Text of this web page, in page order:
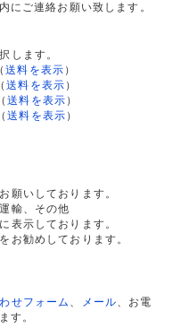
にご連絡お願い致します。
します。
（送料を表示 ）
（送料を表示 ）
（送料を表示 ）
（送料を表示 ）
願いしております。
運輸、その他
表示しております。
お勧めしております。
せフォーム メール 、お電
す。